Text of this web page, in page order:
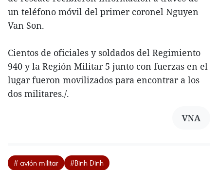
un teléfono móvil del primer coronel Nguyen
Van Son.
Cientos de oficiales y soldados del Regimiento
940 y la Región Militar 5 junto con fuerzas en el
lugar fueron movilizados para encontrar a los
dos militares./.
VNA
# avión militar #Binh Dinh